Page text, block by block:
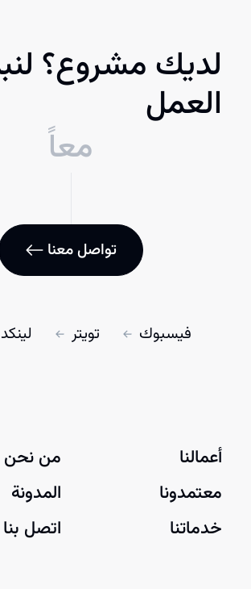
لديك مشروع؟
العمل
معاً
تواصل معنا
فيسبوك تويتر
أعمالنا
معتمدونا
خدماتنا
من نحن
المدونة
اتصل بنا